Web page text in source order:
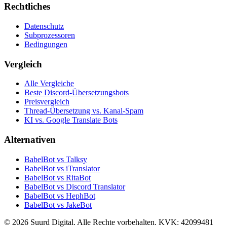
Rechtliches
Datenschutz
Subprozessoren
Bedingungen
Vergleich
Alle Vergleiche
Beste Discord-Übersetzungsbots
Preisvergleich
Thread-Übersetzung vs. Kanal-Spam
KI vs. Google Translate Bots
Alternativen
BabelBot vs Talksy
BabelBot vs iTranslator
BabelBot vs RitaBot
BabelBot vs Discord Translator
BabelBot vs HephBot
BabelBot vs JakeBot
© 2026 Suurd Digital. Alle Rechte vorbehalten. KVK: 42099481